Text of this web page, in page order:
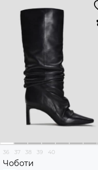
36 37 38 39 40
Чоботи